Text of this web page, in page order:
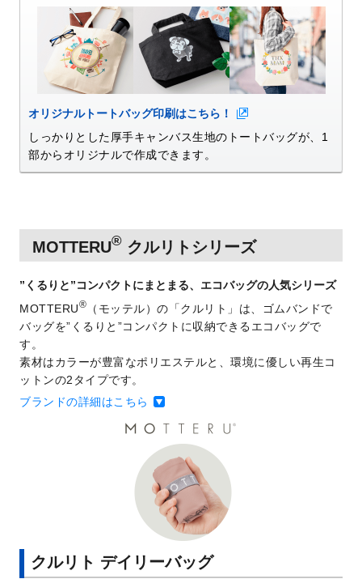
オリジナルトートバッグ印刷はこちら！
しっかりとした厚手キャンバス生地のトートバッグが、1
部からオリジナルで作成できます。
MOTTERU® クルリトシリーズ
”くるりと”コンパクトにまとまる、エコバッグの人気シリーズ
MOTTERU®
（モッテル）の「クルリト」は、ゴムバンドで
バッグを”くるりと”コンパクトに収納できるエコバッグで
す。
素材はカラーが豊富なポリエステルと、環境に優しい再生コ
ットンの2タイプです。
ブランドの詳細はこちら
クルリト デイリーバッグ